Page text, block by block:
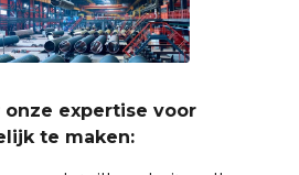
expertise voor
te maken: